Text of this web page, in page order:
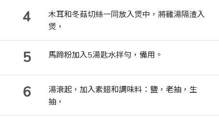
4
木耳和冬菇切絲一同放入煲中，將雞湯隔渣入
煲，
5 馬蹄粉加入5湯匙水拌勻，備用。
6
湯滖起，加入素翅和調味料：鹽，老抽，生
抽，